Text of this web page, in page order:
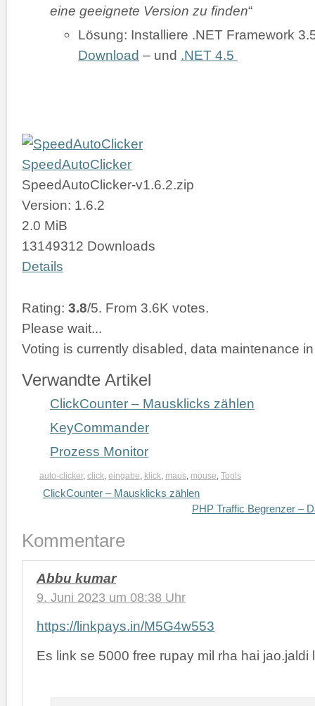
eine geeignete Version zu finden“
Lösung: Installiere .NET Framework
Download – und .NET 4.5
SpeedAutoClicker
SpeedAutoClicker-v1.6.2.zip
Version: 1.6.2
2.0 MiB
13149312 Downloads
Details
Rating: 3.8/5. From 3.6K votes.
Please wait...
Voting is currently disabled, data maintenance
Verwandte Artikel
ClickCounter – Mausklicks zählen
KeyCommander
Prozess Monitor
auto-clicker, click, eingabe, klick, maus, mouse, Tools
ClickCounter – Mausklicks zählen
PHP Traffic Begrenzer –
Kommentare
Abbu kumar
9. Juni 2023 um 08:38 Uhr
https://linkpays.in/M5G4w553
Es link se 5000 free rupay mil rha hai jao.jaldi